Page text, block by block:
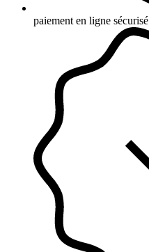
paiement en ligne sécurisé